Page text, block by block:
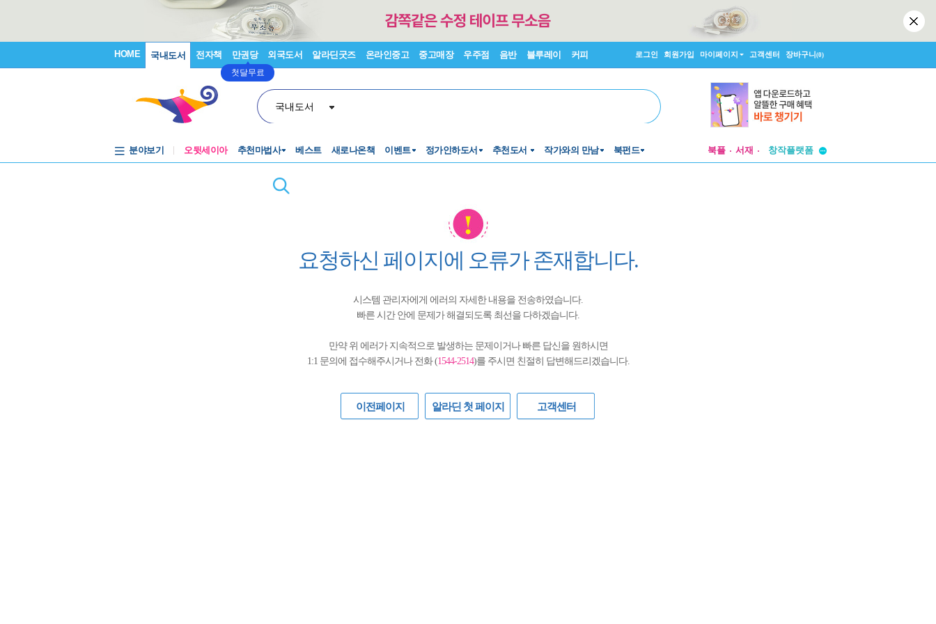
HOME 국내도서 전자책 만권당
첫달무료
외국도서 알라딘굿즈 온라인중고 중고매장 우주점 음반 블루레이 커피 로그인 회원가입 마이페이지 고객센터 장바구니(0)
국내도서
분야보기 오뒷세이아 추천마법사 베스트 새로나온책 이벤트 정가인하도서 추천도서 작가와의 만남 북펀드 북플 서재
창작플랫폼
요청하신 페이지에 오류가 존재합니다.
시스템 관리자에게 에러의 자세한 내용을 전송하였습니다.
빠른 시간 안에 문제가 해결되도록 최선을 다하겠습니다.
만약 위 에러가 지속적으로 발생하는 문제이거나 빠른 답신을 원하시면
1:1 문의에 접수해주시거나 전화 (1544-2514)를 주시면 친절히 답변해드리겠습니다.
이전페이지 알라딘 첫 페이지 고객센터